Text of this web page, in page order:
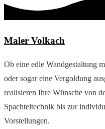
Maler Volkach
Ob eine edle Wandgestaltung
oder sogar eine Vergoldung
realisieren Ihre Wünsche von
Spachteltechnik bis zur
Vorstellungen.